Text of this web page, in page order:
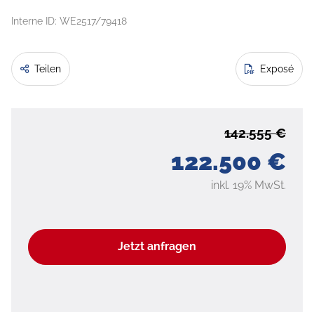
Interne ID: WE2517/79418
Teilen Exposé
122.500 €
142.555 €
inkl. 19% MwSt.
Jetzt anfragen